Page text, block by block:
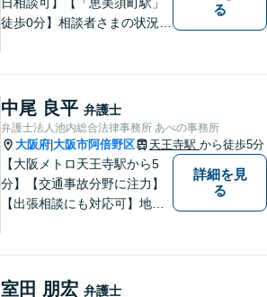
徒歩0分】相談者さまの状況や
ラブルに直面した際には、一
人で悩まずに相談してくださ
い。
る
中尾 良平 弁護士
弁護士法人池内総合法律事務所 あべの事務所
大阪府 大阪市阿倍野区 天王寺駅 から徒歩5分
【大阪メトロ天王寺駅から5
分】【交通事故分野に注力】
【出張相談にも対応可】地元
幅広い法律サービスを提供い
詳細を見
る
室田 朋宏 弁護士